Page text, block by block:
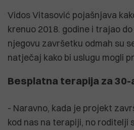
Vidos Vitasović pojašnjava
krenuo 2018. godine i trajao
njegovu završetku odmah su
natječaj kako bi uslugu mogli
Besplatna terapija za 30-
- Naravno, kada je projekt
kod nas na terapiji, no roditelji